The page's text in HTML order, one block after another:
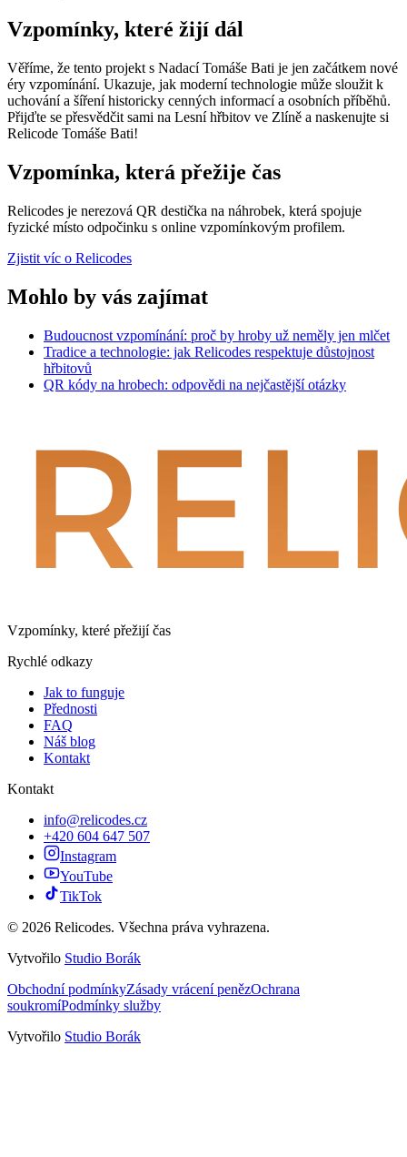
Vzpomínky, které žijí dál
Věříme, že tento projekt s Nadací Tomáše Bati je jen začátkem nové
éry vzpomínání. Ukazuje, jak moderní technologie může sloužit k
uchování a šíření historicky cenných informací a osobních příběhů.
Přijďte se přesvědčit sami na Lesní hřbitov ve Zlíně a naskenujte si
Relicode Tomáše Bati!
Vzpomínka, která přežije čas
Relicodes je nerezová QR destička na náhrobek, která spojuje
fyzické místo odpočinku s online vzpomínkovým profilem.
Zjistit víc o Relicodes
Mohlo by vás zajímat
Budoucnost vzpomínání: proč by hroby už neměly jen mlčet
Tradice a technologie: jak Relicodes respektuje důstojnost
hřbitovů
QR kódy na hrobech: odpovědi na nejčastější otázky
Vzpomínky, které přežijí čas
Rychlé odkazy
Jak to funguje
Přednosti
FAQ
Náš blog
Kontakt
Kontakt
info@relicodes.cz
+420 604 647 507
Instagram
YouTube
TikTok
© 2026 Relicodes. Všechna práva vyhrazena.
Vytvořilo Studio Borák
Obchodní podmínkyZásady vrácení penězOchrana
soukromíPodmínky služby
Vytvořilo Studio Borák